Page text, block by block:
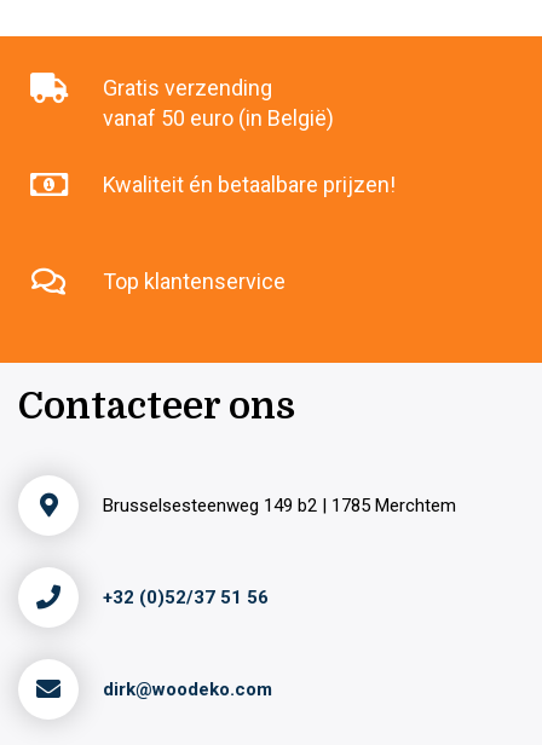
Gratis verzending
vanaf 50 euro (in België)
Kwaliteit én betaalbare prijzen!
Top klantenservice
Contacteer ons
Brusselsesteenweg 149 b2 | 1785 Merchtem
+32 (0)52/37 51 56
dirk@woodeko.com